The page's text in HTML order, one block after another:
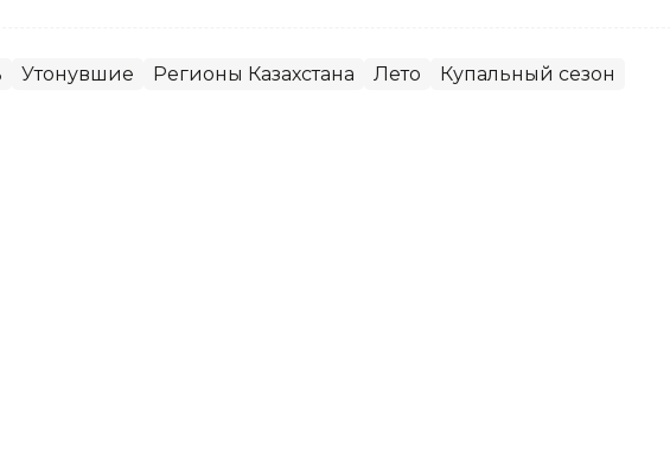
Утонувшие Регионы Казахстана Лето
Купальный сезон